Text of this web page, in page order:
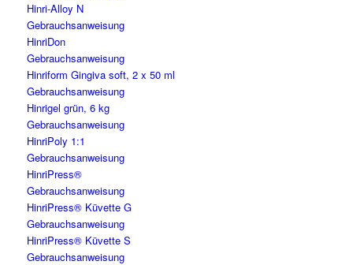
Hinri-Alloy N
Gebrauchsanweisung
HinriDon
Gebrauchsanweisung
Hinriform Gingiva soft, 2 x 50 ml
Gebrauchsanweisung
Hinrigel grün, 6 kg
Gebrauchsanweisung
HinriPoly 1:1
Gebrauchsanweisung
HinriPress®
Gebrauchsanweisung
HinriPress® Küvette G
Gebrauchsanweisung
HinriPress® Küvette S
Gebrauchsanweisung